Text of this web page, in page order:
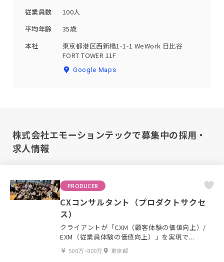
従業員数
100人
平均年齢
35歳
本社
東京都港区西新橋1-1-1 WeWork 日比谷
FORT TOWER 11F
Google Maps
株式会社エモーションテックで募集中の採用・
求人情報
PRODUCER
CXコンサルタント（プロダクトサクセ
ス）
クライアントが「CXM（顧客体験の価値向上）/
EXM（従業員体験の価値向上）」を実現で...
500万~800万 東京都